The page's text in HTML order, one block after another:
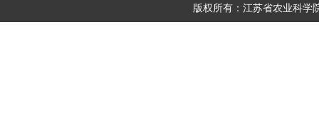
版权所有：江苏省农业科学